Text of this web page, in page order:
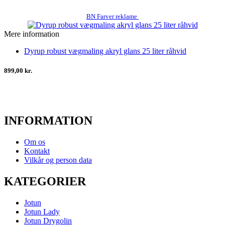
BN Farver reklame
Mere information
Dyrup robust vægmaling akryl glans 25 liter råhvid
899,00 kr.
INFORMATION
Om os
Kontakt
Vilkår og person data
KATEGORIER
Jotun
Jotun Lady
Jotun Drygolin